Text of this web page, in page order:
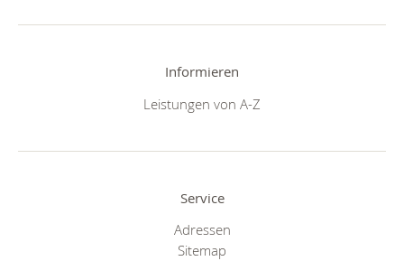
Informieren
Leistungen von A-Z
Service
Adressen
Sitemap